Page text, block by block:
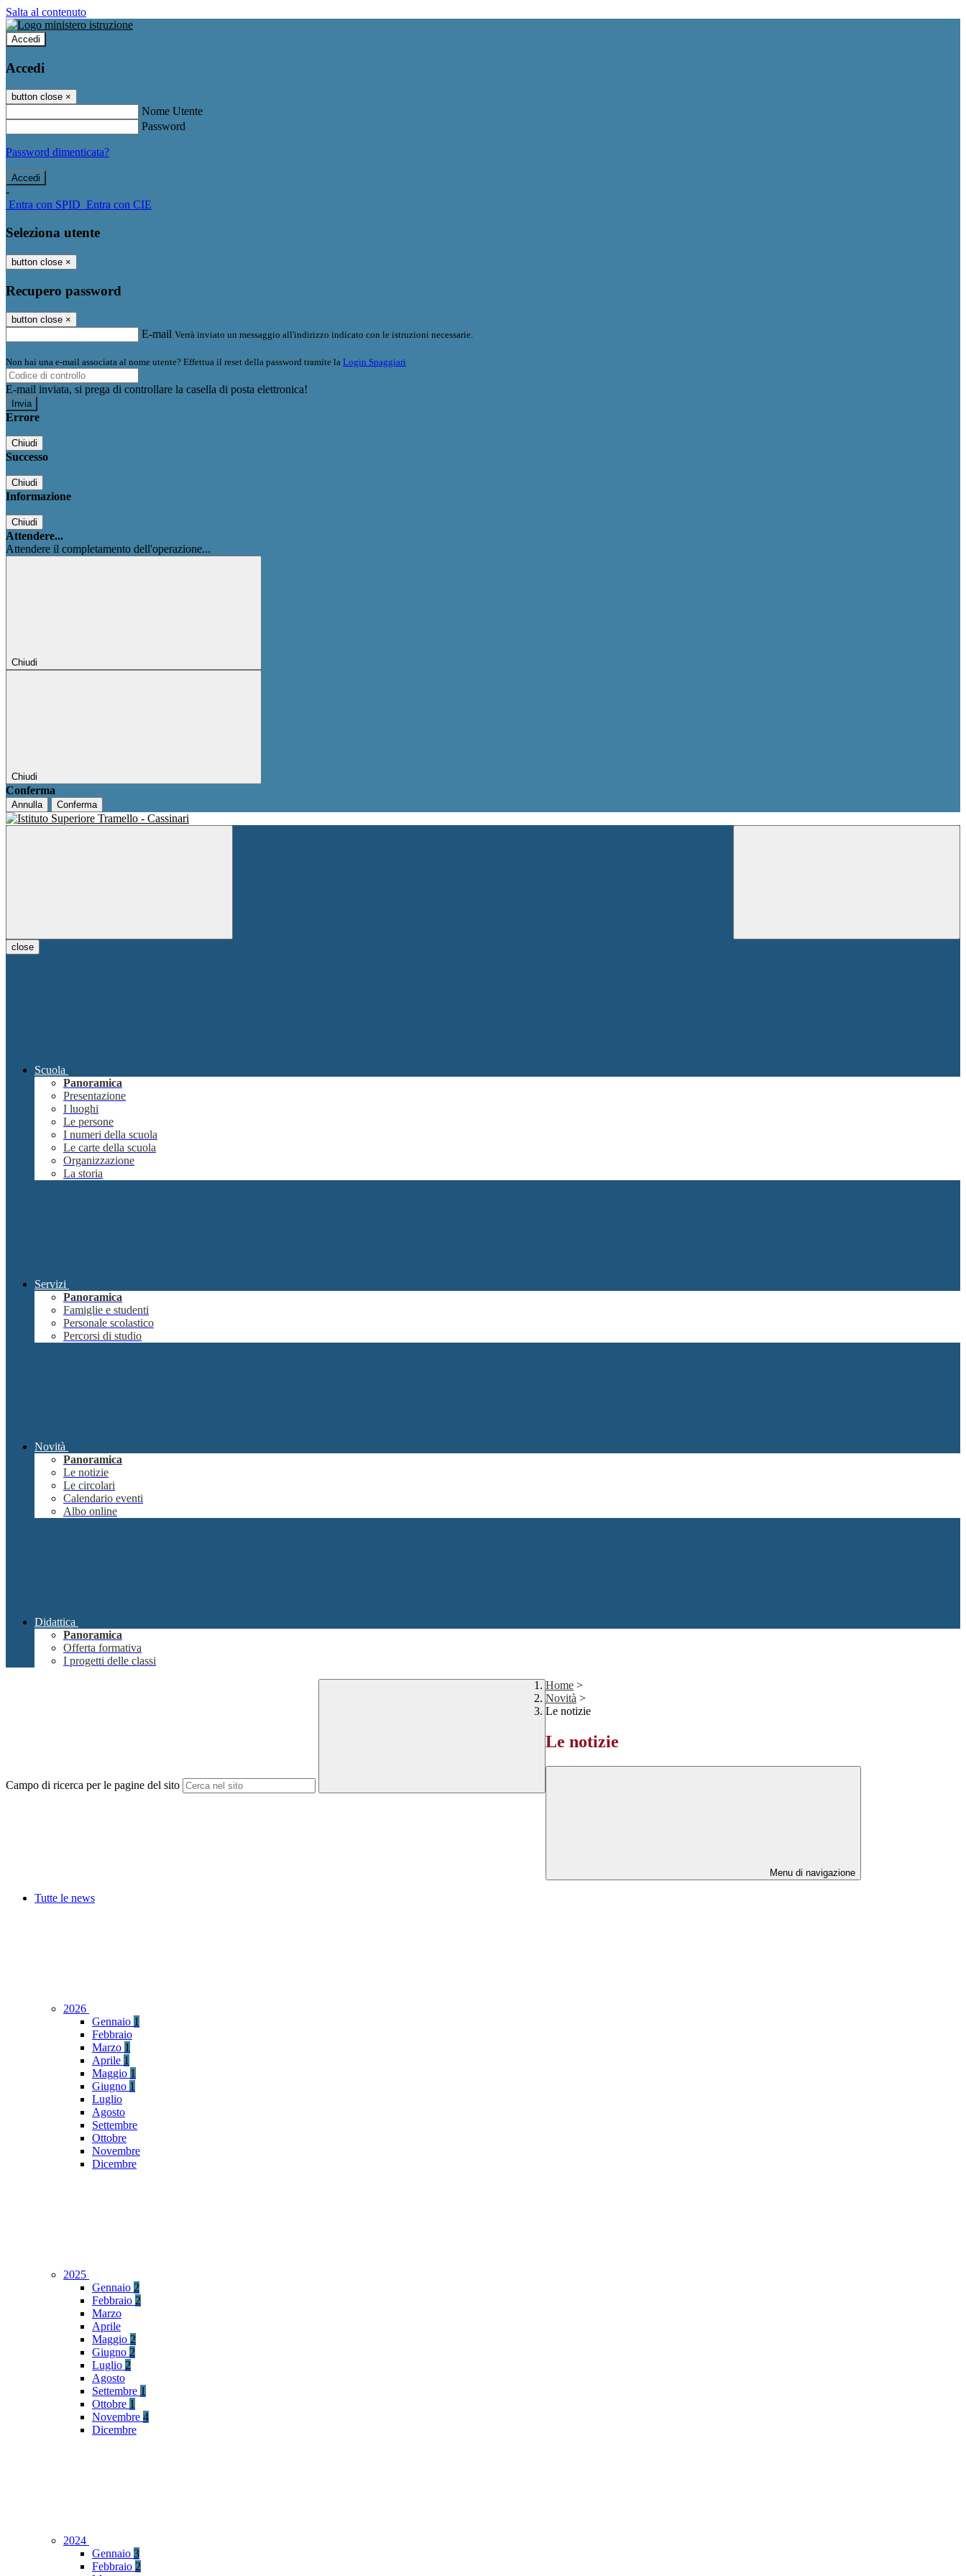
Salta al contenuto
Accedi
Accedi
button close ×
Nome Utente
Password
Password dimenticata?
-
Entra con SPID Entra con CIE
Seleziona utente
button close ×
Recupero password
button close ×
E-mail Verrà inviato un messaggio all'indirizzo indicato con le istruzioni necessarie.
Non hai una e-mail associata al nome utente? Effettua il reset della password tramite la Login Spaggiari
E-mail inviata, si prega di controllare la casella di posta elettronica!
Errore
Chiudi
Successo
Chiudi
Informazione
Chiudi
Attendere...
Attendere il completamento dell'operazione...
Chiudi
Chiudi
Conferma
Annulla Conferma
close
Scuola
Panoramica
Presentazione
I luoghi
Le persone
I numeri della scuola
Le carte della scuola
Organizzazione
La storia
Servizi
Panoramica
Famiglie e studenti
Personale scolastico
Percorsi di studio
Novità
Panoramica
Le notizie
Le circolari
Calendario eventi
Albo online
Didattica
Panoramica
Offerta formativa
I progetti delle classi
Campo di ricerca per le pagine del sito
Home >
Novità >
Le notizie
Le notizie
Menu di navigazione
Tutte le news
2026
Gennaio 1
Febbraio
Marzo 1
Aprile 1
Maggio 1
Giugno 1
Luglio
Agosto
Settembre
Ottobre
Novembre
Dicembre
2025
Gennaio 2
Febbraio 2
Marzo
Aprile
Maggio 2
Giugno 2
Luglio 2
Agosto
Settembre 1
Ottobre 1
Novembre 4
Dicembre
2024
Gennaio 3
Febbraio 2